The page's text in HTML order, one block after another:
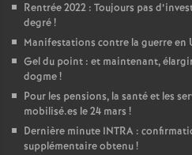
Rentrée 2022 : Toujours pas
degré!
Manifestations contre la guerre en
Gel du point : et maintenant,
dogme!
Pour les pensions, la santé et les
mobilisé.es le 24 mars !
Dernière minute INTRA :
supplémentaire obtenu!